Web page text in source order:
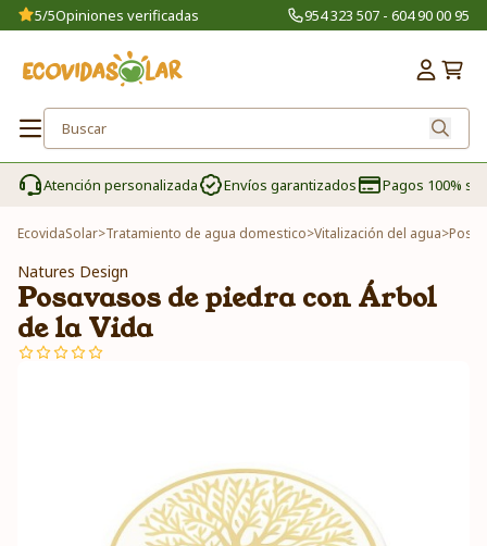
5/5Opiniones verificadas 954 323 507 - 604 90 00 95
Atención personalizada Envíos garantizados Pagos 100%
EcovidaSolar>Tratamiento de agua domestico>Vitalización del agua>
Natures Design
Posavasos de piedra con Árbol
de la Vida